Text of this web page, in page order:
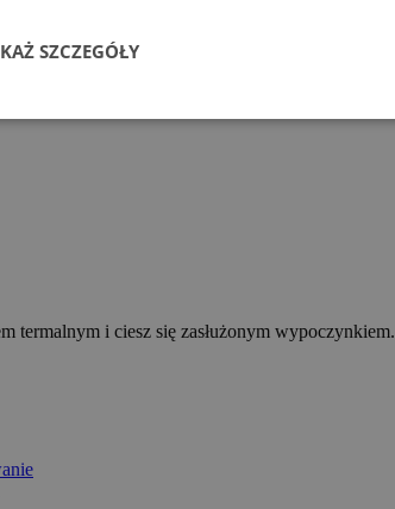
termalnym i ciesz się zasłużonym wypoczynkiem.
SZCZEGÓŁY